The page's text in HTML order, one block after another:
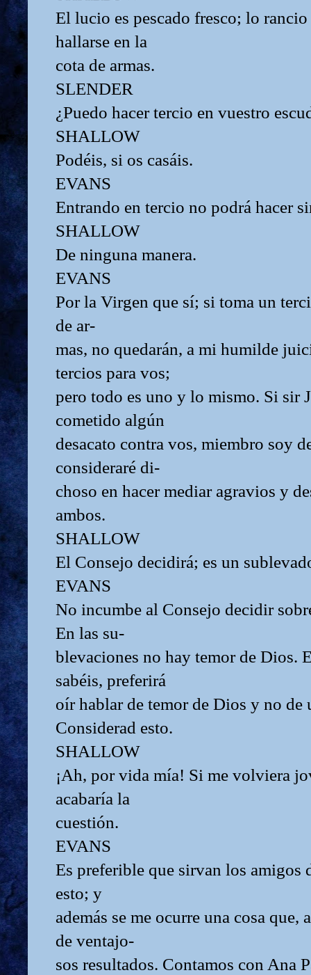
El lucio es pescado fresco; lo rancio
hallarse en la
cota de armas.
SLENDER
¿Puedo hacer tercio en vuestro
SHALLOW
Podéis, si os casáis.
EVANS
Entrando en tercio no podrá hacer
SHALLOW
De ninguna manera.
EVANS
Por la Virgen que sí; si toma un
de ar-
mas, no quedarán, a mi humilde
tercios para vos;
pero todo es uno y lo mismo. Si sir
cometido algún
desacato contra vos, miembro soy
consideraré di-
choso en hacer mediar agravios y
ambos.
SHALLOW
El Consejo decidirá; es un
EVANS
No incumbe al Consejo decidir
En las su-
blevaciones no hay temor de Dios.
sabéis, preferirá
oír hablar de temor de Dios y no de
Considerad esto.
SHALLOW
¡Ah, por vida mía! Si me volviera
acabaría la
cuestión.
EVANS
Es preferible que sirvan los amigos
esto; y
además se me ocurre una cosa que,
de ventajo-
sos resultados. Contamos con Ana